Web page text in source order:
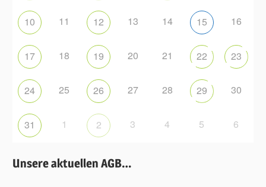
10 11 12 13 14 15 16
17 18 19 20 21 22 23
24 25 26 27 28 29 30
31 1 2 3 4 5 6
Unsere aktuellen AGB…